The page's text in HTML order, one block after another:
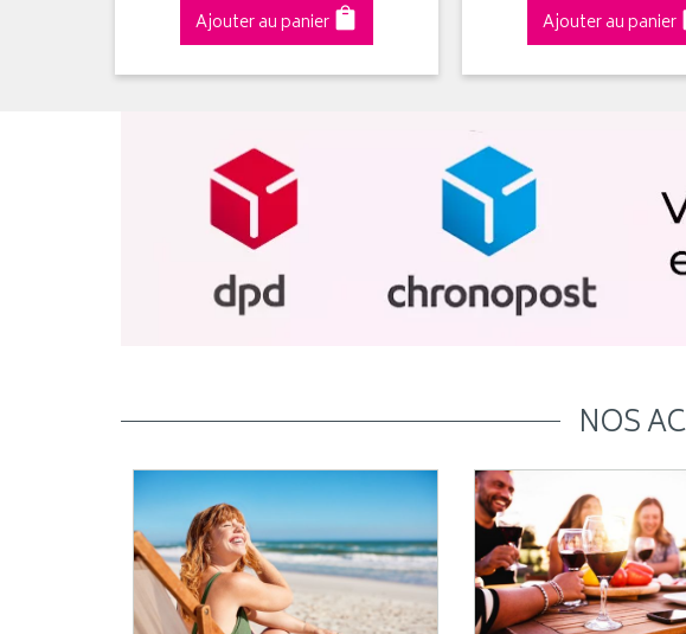
Ajouter au panier Ajouter au panier
NOS